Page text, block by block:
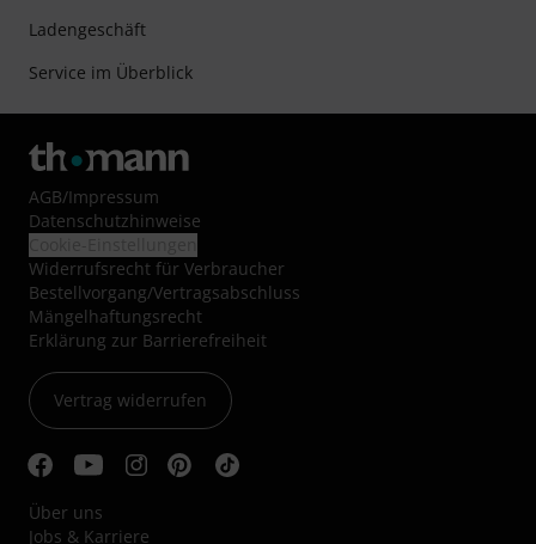
Ladengeschäft
Service im Überblick
AGB/Impressum
Datenschutzhinweise
Widerrufsrecht für Verbraucher
Bestellvorgang/Vertragsabschluss
Mängelhaftungsrecht
Erklärung zur Barrierefreiheit
Vertrag widerrufen
Über uns
Jobs & Karriere